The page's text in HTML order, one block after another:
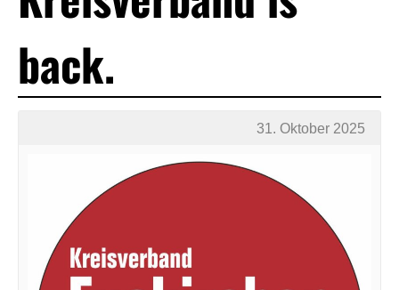
back.
31. Oktober 2025